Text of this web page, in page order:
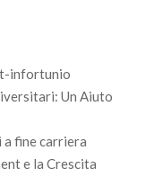
infortunio
Un Aiuto
fine carriera
e la Crescita